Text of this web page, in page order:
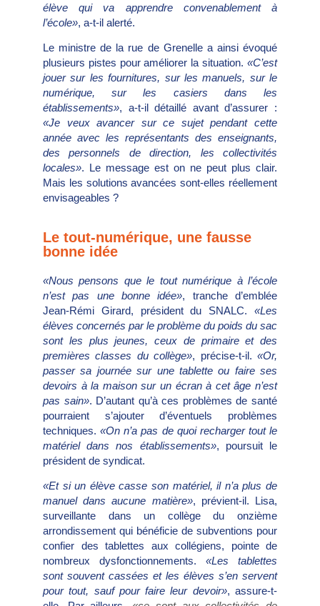
élève qui va apprendre convenablement à
l’école», a-t-il alerté.
Le ministre de la rue de Grenelle a ainsi évoqué
plusieurs pistes pour améliorer la situation. «C’est
jouer sur les fournitures, sur les manuels, sur le
numérique, sur les casiers dans les
établissements», a-t-il détaillé avant d’assurer :
«Je veux avancer sur ce sujet pendant cette
année avec les représentants des enseignants,
des personnels de direction, les collectivités
locales». Le message est on ne peut plus clair.
Mais les solutions avancées sont-elles réellement
envisageables ?
Le tout-numérique, une fausse
bonne idée
«Nous pensons que le tout numérique à l’école
n’est pas une bonne idée», tranche d’emblée
Jean-Rémi Girard, président du SNALC. «Les
élèves concernés par le problème du poids du sac
sont les plus jeunes, ceux de primaire et des
premières classes du collège», précise-t-il.«Or,
passer sa journée sur une tablette ou faire ses
devoirs à la maison sur un écran à cet âge n’est
pas sain». D’autant qu’à ces problèmes de santé
pourraient s’ajouter d’éventuels problèmes
techniques.«On n’a pas de quoi recharger tout le
matériel dans nos établissements», poursuit le
président de syndicat.
«Et si un élève casse son matériel, il n’a plus de
manuel dans aucune matière», prévient-il. Lisa,
surveillante dans un collège du onzième
arrondissement qui bénéficie de subventions pour
confier des tablettes aux collégiens, pointe de
nombreux dysfonctionnements. «Les tablettes
sont souvent cassées et les élèves s’en servent
pour tout, sauf pour faire leur devoir», assure-t-